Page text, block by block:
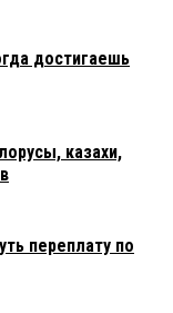
достигаешь
казахи,
переплату по